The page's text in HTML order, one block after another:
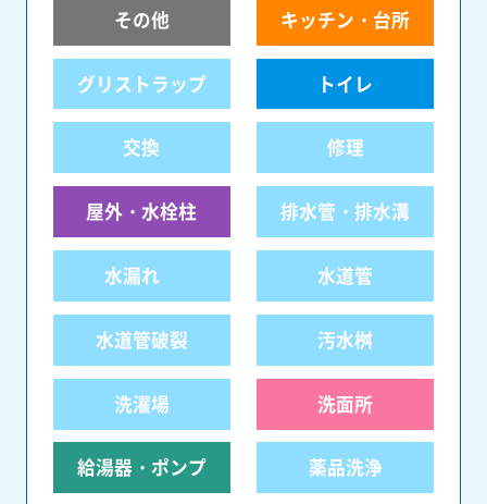
その他 キッチン・台所
グリストラップ トイレ
交換 修理
屋外・水栓柱 排水管・排水溝
水漏れ 水道管
水道管破裂 汚水桝
洗濯場 洗面所
給湯器・ポンプ 薬品洗浄